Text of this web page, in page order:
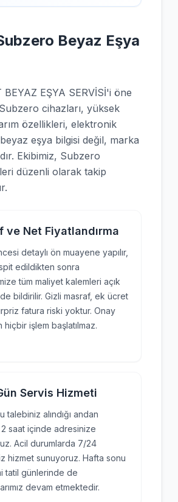
Beyaz Eşya
EŞYA SERVİSİ'i öne
cihazları, yüksek
özellikleri, elektronik
eşya bilgisi değil, marka
Ekibimiz, Subzero
düzenli olarak takip
ve Net Fiyatlandırma
detaylı ön muayene yapılır,
edildikten sonra
tüm maliyet kalemleri açık
bildirilir. Gizli masraf, ek ücret
fatura riski yoktur. Onay
hiçbir işlem başlatılmaz.
Servis Hizmeti
talebiniz alındığı andan
saat içinde adresinize
Acil durumlarda 7/24
hizmet sunuyoruz. Hafta sonu
tatil günlerinde de
devam etmektedir.